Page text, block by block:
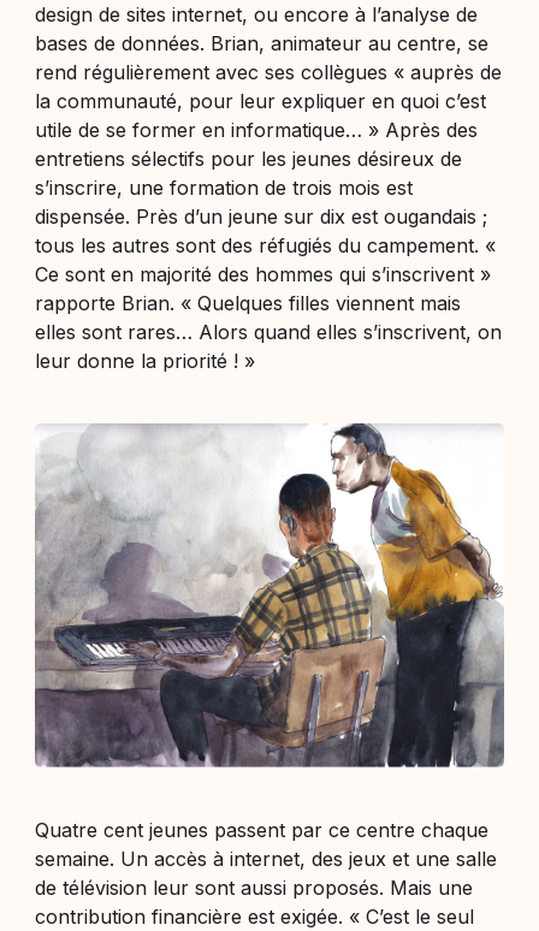
design de sites internet, ou encore à l’analyse de
bases de données. Brian, animateur au centre, se
rend régulièrement avec ses collègues «auprès de
la communauté, pour leur expliquer en quoi c’est
utile de se former en informatique… » Après des
entretiens sélectifs pour les jeunes désireux de
s’inscrire, une formation de trois mois est
dispensée. Près d’un jeune sur dix est ougandais ;
tous les autres sont des réfugiés du campement. «
Ce sont en majorité des hommes qui s’inscrivent »
rapporte Brian. «Quelques filles viennent mais
elles sont rares… Alors quand elles s’inscrivent, on
leur donne la priorité ! »
Quatre cent jeunes passent par ce centre chaque
semaine. Un accès à internet, des jeux et une salle
de télévision leur sont aussi proposés. Mais une
contribution financière est exigée. «C’est le seul